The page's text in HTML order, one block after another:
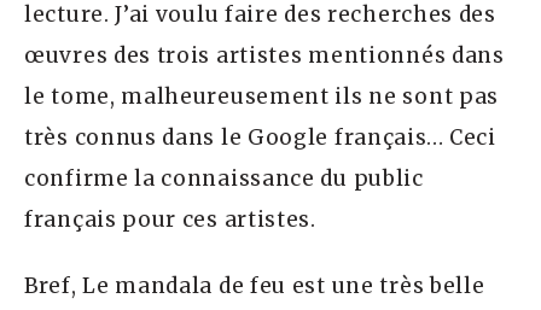
lecture. J’ai voulu faire des recherches des
œuvres des trois artistes mentionnés dans
le tome, malheureusement ils ne sont pas
très connus dans le Google français… Ceci
confirme la connaissance du public
français pour ces artistes.
Bref, Le mandala de feu est une très belle